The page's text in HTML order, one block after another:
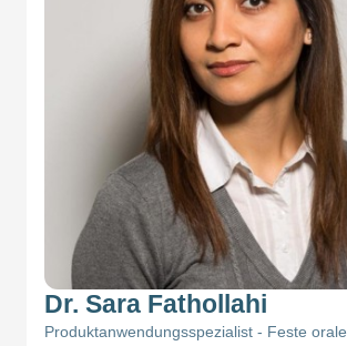
Dr. Sara Fathollahi
Produktanwendungsspezialist - Feste orale